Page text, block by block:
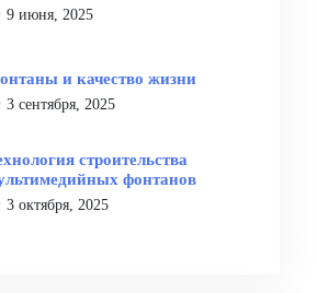
9 июня, 2025
и качество жизни
3 сентября, 2025
строительства
фонтанов
3 октября, 2025